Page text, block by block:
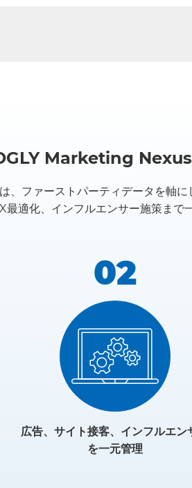
Marketing Nexus
ファーストパーティデータを軸に
最適化、インフルエンサー施策まで
02
広告、サイト接客、インフルエン
を一元管理